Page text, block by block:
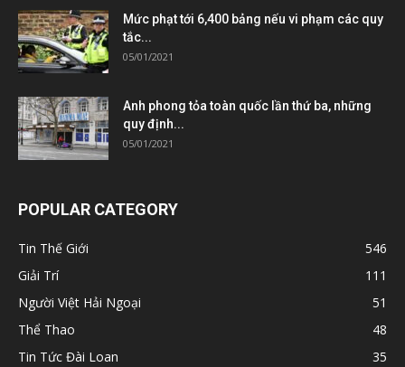
Mức phạt tới 6,400 bảng nếu vi phạm các quy
tắc...
05/01/2021
Anh phong tỏa toàn quốc lần thứ ba, những
quy định...
05/01/2021
POPULAR CATEGORY
Tin Thế Giới
546
Giải Trí
111
Người Việt Hải Ngoại
51
Thể Thao
48
Tin Tức Đài Loan
35